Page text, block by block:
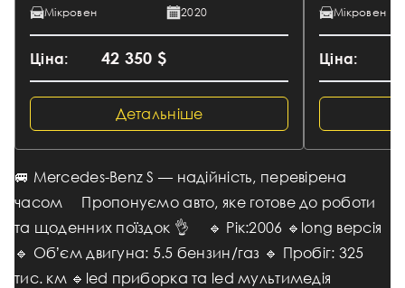
Мікровен
2020
Ціна: 42 350 $
Детальніше
Мікровен
Ціна:
🚐 Mercedes-Benz S — надійність, перевірена
часом ⠀ Пропонуємо авто, яке готове до роботи
та щоденних поїздок 👌 ⠀ 🔹 Рік:2006 🔹long версія
🔹 Обʼєм двигуна: 5.5 бензин/газ 🔹 Пробіг: 325
тис. км 🔹led приборка та led мультимедія